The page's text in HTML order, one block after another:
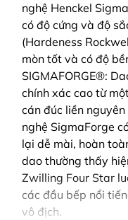
nghệ Henckel
có độ cứng và độ
(Hardeness
mòn tốt và có độ
SIGMAFORGE®:
chính xác cao từ
cán đúc liền
nghệ SigmaForge
lại dễ mài, hoàn
dao thường thấy
Zwilling Four Star
các đầu bếp nổi
vô địch.